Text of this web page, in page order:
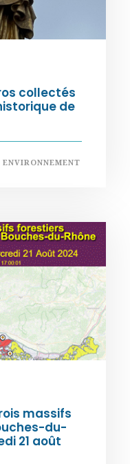
collectés
de
massifs
du-
21 août